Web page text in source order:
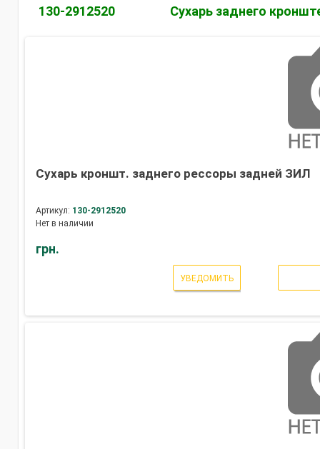
130-2912520 Сухарь заднего
Сухарь кроншт. заднего рессоры задней ЗИЛ
Артикул: 130-2912520
Нет в наличии
грн.
УВЕДОМИТЬ